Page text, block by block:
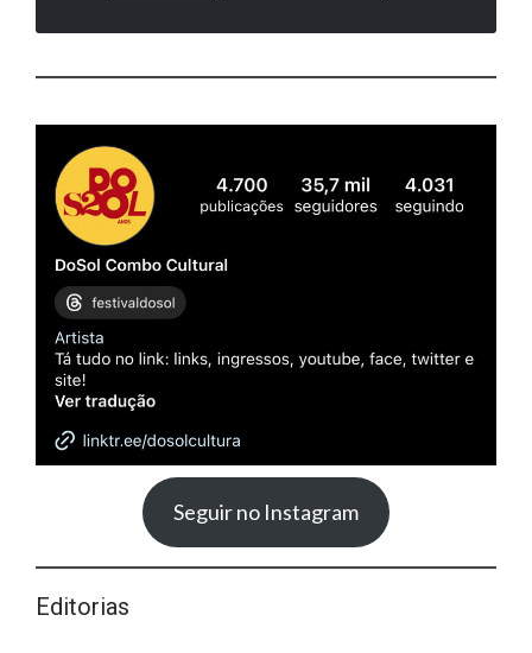
Seguir no Instagram
Editorias